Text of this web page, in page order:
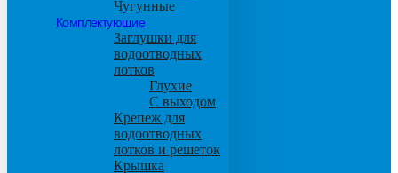
Чугунные
Комплектующие
Заглушки для
водоотводных
лотков
Глухие
С выходом
Крепеж для
водоотводных
лотков и решеток
Крышка